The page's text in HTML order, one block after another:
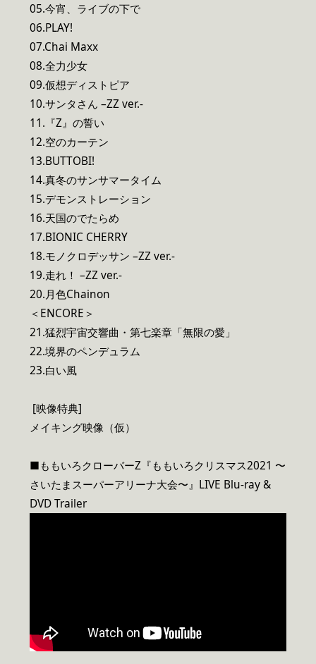
05.今宵、ライブの下で
06.PLAY!
07.Chai Maxx
08.全力少女
09.仮想ディストピア
10.サンタさん –ZZ ver.-
11.『Z』の誓い
12.空のカーテン
13.BUTTOBI!
14.真冬のサンサマータイム
15.デモンストレーション
16.天国のでたらめ
17.BIONIC CHERRY
18.モノクロデッサン –ZZ ver.-
19.走れ！ –ZZ ver.-
20.月色Chainon
＜ENCORE＞
21.猛烈宇宙交響曲・第七楽章「無限の愛」
22.境界のペンデュラム
23.白い風
[映像特典]
メイキング映像（仮）
■ももいろクローバーZ『ももいろクリスマス2021 〜
さいたまスーパーアリーナ大会〜』LIVE Blu-ray &
DVD Trailer